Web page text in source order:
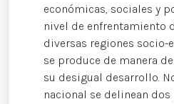
económicas, sociales y
nivel de enfrentamiento
diversas regiones socio-
se produce de manera
su desigual desarrollo.
nacional se delinean